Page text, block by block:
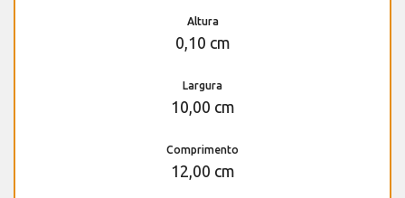
Altura
0,10 cm
Largura
10,00 cm
Comprimento
12,00 cm